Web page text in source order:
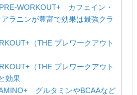
WORKOUT+ カフェイン・
ラニンが豊富で効果は最強クラ
（THE プレワークアウト
（THE プレワークアウト
効果
グルタミンやBCAAなど